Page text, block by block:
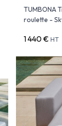
TUMBONA
roulette -
1 440 € HT